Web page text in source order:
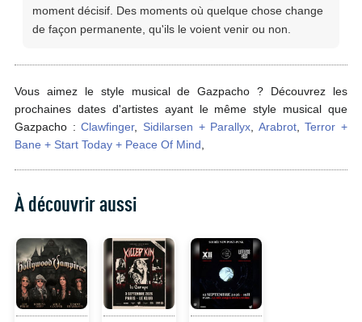
moment décisif. Des moments où quelque chose change
de façon permanente, qu'ils le voient venir ou non.
Vous aimez le style musical de Gazpacho ? Découvrez les
prochaines dates d'artistes ayant le même style musical que
Gazpacho :Clawfinger, Sidilarsen + Parallyx Arabrot,Terror +
Bane + Start Today + Peace Of Mind
À découvrir aussi